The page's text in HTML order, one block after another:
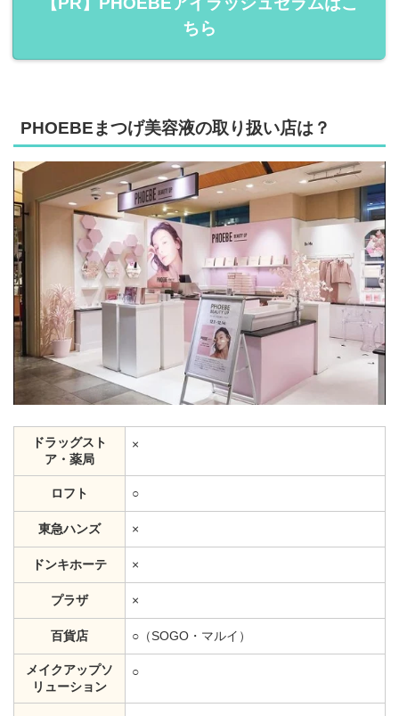
ちら
PHOEBEまつげ美容液の取り扱い店は？
ドラッグスト
ア・薬局
×
ロフト ○
東急ハンズ ×
ドンキホーテ ×
プラザ ×
百貨店 ○（SOGO・マルイ）
メイクアップソ
リューション
○